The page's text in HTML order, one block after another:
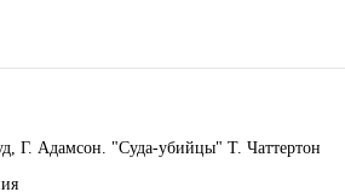
Г. Адамсон. "Суда-убийцы" Т. Чаттертон